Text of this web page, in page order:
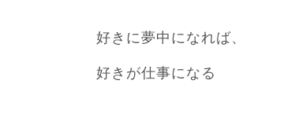
好きに夢中になれば、
好きが仕事になる